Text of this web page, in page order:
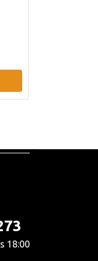
18:00